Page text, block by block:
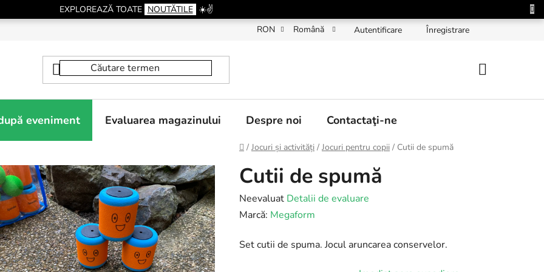
EXPLOREAZĂ TOATE NOUTĂTILE ☀️✌️
RON Română Autentificare Înregistrare
eveniment Evaluarea magazinului Despre noi Contactaţi-ne
Acasă
/ Jocuri și activități / Jocuri pentru copii / Cutii de spumă
Cutii de spumă
Evaluarea
medie
produsului
Neevaluat Detalii de evaluare
Marcă: Megaform
Set cutii de spuma. Jocul aruncarea conservelor.